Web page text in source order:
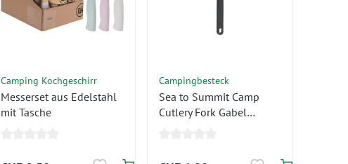
Camping Kochgeschirr
Messerset aus Edelstahl
mit Tasche
Campingbesteck
Sea to Summit Camp
Cutlery Fork Gabel